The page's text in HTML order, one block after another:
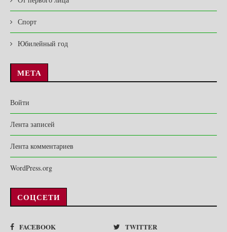
Спорт
Юбилейный год
МЕТА
Войти
Лента записей
Лента комментариев
WordPress.org
СОЦСЕТИ
FACEBOOK
TWITTER